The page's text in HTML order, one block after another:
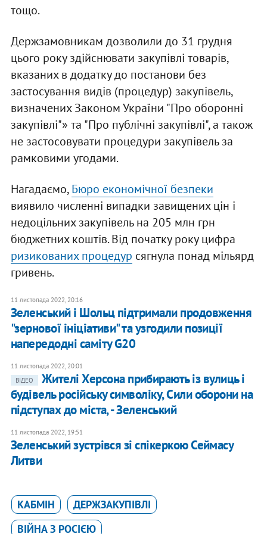
тощо.
Держзамовникам дозволили до 31 грудня
цього року здійснювати закупівлі товарів,
вказаних в додатку до постанови без
застосування видів (процедур) закупівель,
визначених Законом України "Про оборонні
закупівлі"» та "Про публічні закупівлі", а також
не застосовувати процедури закупівель за
рамковими угодами.
Нагадаємо,Бюро економічної безпеки
виявило численні випадки завищених цін і
недоцільних закупівель на 205 млн грн
бюджетних коштів. Від початку року цифра
ризикованих процедур сягнула понад мільярд
гривень.
11 листопада 2022, 20:16
Зеленський і Шольц підтримали продовження
"зернової ініціативи" та узгодили позиції
напередодні саміту G20
11 листопада 2022, 20:01
ВІДЕО
Жителі Херсона прибирають із вулиць і
будівель російську символіку, Сили оборони на
підступах до міста, - Зеленський
11 листопада 2022, 19:51
Зеленський зустрівся зі спікеркою Сеймасу
Литви
КАБМІН
ДЕРЖЗАКУПІВЛІ
ВІЙНА З РОСІЄЮ